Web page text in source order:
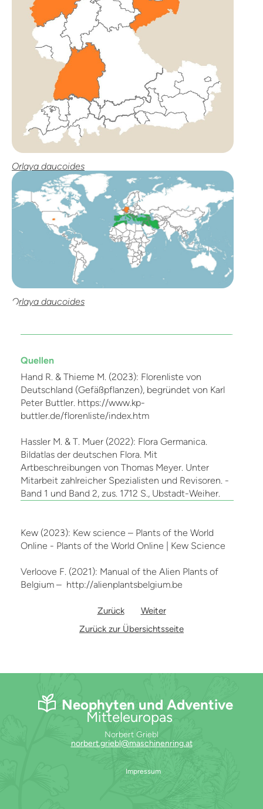
Orlaya daucoides
Orlaya daucoides
Quellen
Hand R. & Thieme M. (2023): Florenliste von
Deutschland (Gefäßpflanzen), begründet von Karl
Peter Buttler. https://www.kp-
buttler.de/florenliste/index.htm
Hassler M. & T. Muer (2022): Flora Germanica.
Bildatlas der deutschen Flora. Mit
Artbeschreibungen von Thomas Meyer. Unter
Mitarbeit zahlreicher Spezialisten und Revisoren. -
Band 1 und Band 2, zus. 1712 S., Ubstadt-Weiher.
Kew (2023): Kew science – Plants of the World
Online - Plants of the World Online | Kew Science
Verloove F. (2021): Manual of the Alien Plants of
Belgium – http://alienplantsbelgium.be
Zurück
Weiter
Zurück zur Übersichtsseite
Neophyten und Adventive
Mitteleuropas
Norbert Griebl
norbert.griebl@maschinenring.at
Impressum